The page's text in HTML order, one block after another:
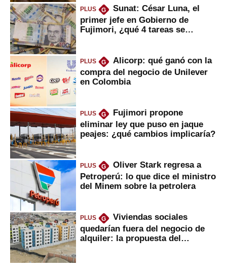
PLUS G
Sunat: César Luna, el
primer jefe en Gobierno de
Fujimori, ¿qué 4 tareas se
PLUS G
Alicorp: qué ganó con la
compra del negocio de Unilever
en Colombia
PLUS G
Fujimori propone
eliminar ley que puso en jaque
peajes: ¿qué cambios implicaría?
PLUS G
Oliver Stark regresa a
Petroperú: lo que dice el ministro
del Minem sobre la petrolera
PLUS G
Viviendas sociales
quedarían fuera del negocio de
alquiler: la propuesta del